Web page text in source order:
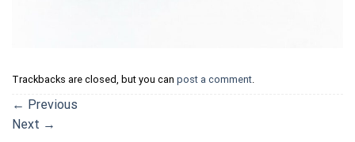
Trackbacks are closed, but you can post a comment.
← Previous
Next →